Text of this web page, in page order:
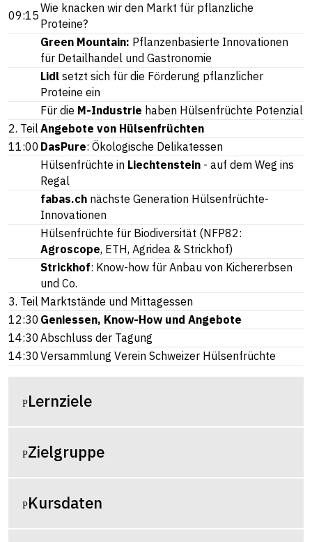
09:15
Wie knacken wir den Markt für pflanzliche
Proteine?
Green Mountain: Pflanzenbasierte Innovationen
für Detailhandel und Gastronomie
Lidl setzt sich für die Förderung pflanzlicher
Proteine ein
Für die M-Industrie haben Hülsenfrüchte Potenzial
2. TeilAngebote von Hülsenfrüchten
11:00 DasPure: Ökologische Delikatessen
Hülsenfrüchte in Liechtenstein - auf dem Weg ins
Regal
fabas.ch nächste Generation Hülsenfrüchte-
Innovationen
Hülsenfrüchte für Biodiversität (NFP82:
Agroscope, ETH, Agridea & Strickhof)
Strickhof: Know-how für Anbau von Kichererbsen
und Co.
3. Teil Marktstände und Mittagessen
12:30 Geniessen, Know-How und Angebote
14:30 Abschluss der Tagung
14:30 Versammlung Verein Schweizer Hülsenfrüchte
Lernziele
Zielgruppe
Kursdaten